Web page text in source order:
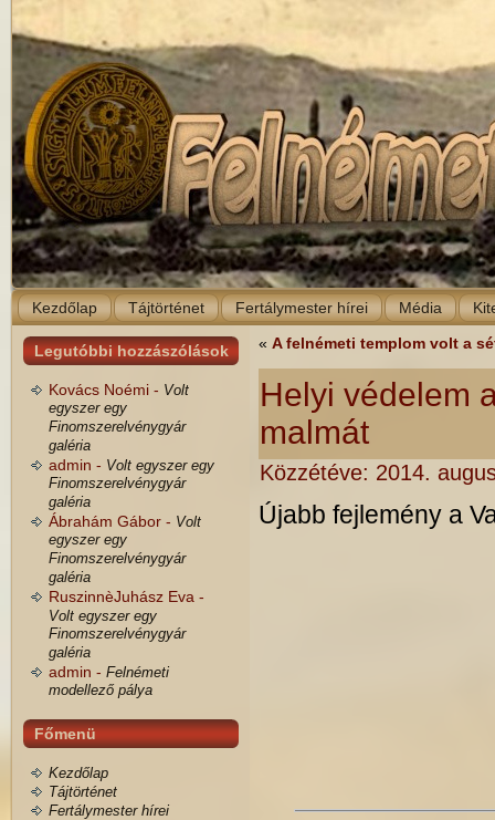
Kezdőlap Tájtörténet Fertálymester hírei Média
Legutóbbi hozzászólások
Kovács Noémi - Volt
egyszer egy
Finomszerelvénygyár
galéria
admin - Volt egyszer egy
Finomszerelvénygyár
galéria
Ábrahám Gábor - Volt
egyszer egy
Finomszerelvénygyár
galéria
RuszinnèJuhász Eva -
Volt egyszer egy
Finomszerelvénygyár
galéria
admin - Felnémeti
modellező pálya
Főmenü
Kezdőlap
Tájtörténet
Fertálymester hírei
« A felnémeti templom volt a
Helyi védelem
malmát
Közzétéve: 2014.
Újabb fejlemény a